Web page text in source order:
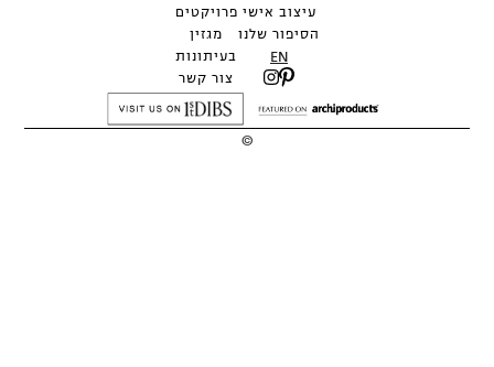
עיצוב אישי
הסיפור שלנו
EN
פרויקטים
מגזין
בעיתונות
צור קשר
©